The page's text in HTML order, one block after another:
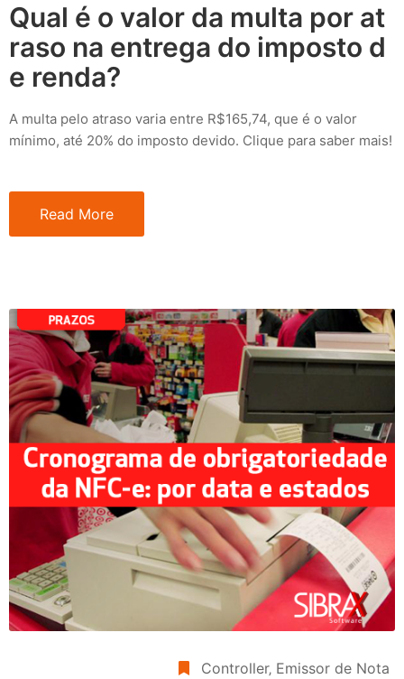
Qual é o valor da multa por at
raso na entrega do imposto d
e renda?
A multa pelo atraso varia entre R$165,74, que é o valor
mínimo, até 20% do imposto devido. Clique para saber mais!
Read More
Controller‚ Emissor de Nota